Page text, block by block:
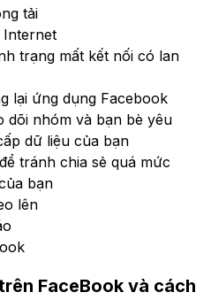
tải
Internet
trạng mất kết nối có lan
lại ứng dụng Facebook
dõi nhóm và bạn bè yêu
dữ liệu của bạn
tránh chia sẻ quá mức
bạn
lên
FaceBook và cách